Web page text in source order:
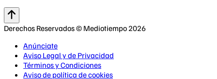
Derechos Reservados © Mediotiempo 2026
Anúnciate
Aviso Legal y de Privacidad
Términos y Condiciones
Aviso de política de cookies